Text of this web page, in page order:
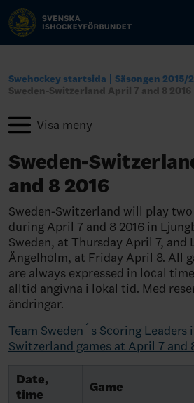
Swehockey startsida
Säsongen 2015/
Sweden-Switzerland April 7 and 8 2016
Sweden-
and 8 2016
Sweden-Switzerland will play
during April 7 and 8 2016 in
Sweden, at Thursday April 7, and
Ängelholm, at Friday April 8. All
are always expressed in local
alltid angivna i lokal tid. Med
ändringar.
Team Sweden´s Scoring Leaders
Switzerland games at April 7 and
Date,
time
Game